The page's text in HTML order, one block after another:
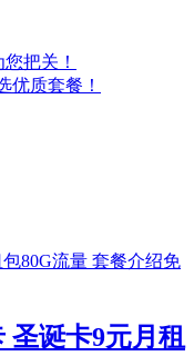
把关！
优质套餐！
诞卡9元月租